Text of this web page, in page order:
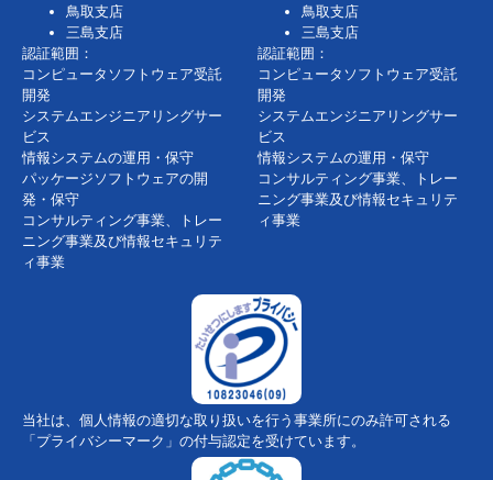
鳥取支店
三島支店
認証範囲：
コンピュータソフトウェア受託
開発
システムエンジニアリングサー
ビス
情報システムの運用・保守
パッケージソフトウェアの開
発・保守
コンサルティング事業、トレー
ニング事業及び情報セキュリテ
ィ事業
鳥取支店
三島支店
認証範囲：
コンピュータソフトウェア受託
開発
システムエンジニアリングサー
ビス
情報システムの運用・保守
コンサルティング事業、トレー
ニング事業及び情報セキュリテ
ィ事業
当社は、個人情報の適切な取り扱いを行う事業所にのみ許可される
「プライバシーマーク」の付与認定を受けています。